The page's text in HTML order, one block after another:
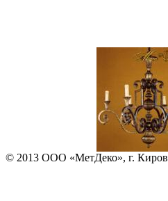
© 2013 ООО «МетДеко», г. Киров